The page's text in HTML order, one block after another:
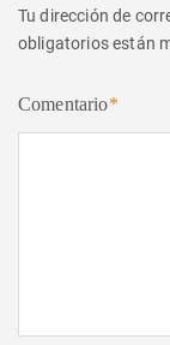
Tu dirección de
obligatorios están
Comentario*